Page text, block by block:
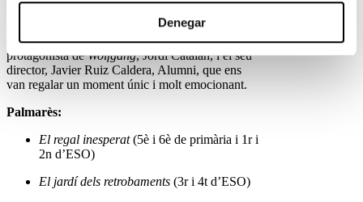
Denegar
l’entrega del Premi del Públic, que va comptar
amb dos convidats molt especials: el petit gran
protagonista deWolfgang, Jordi Catalán, i el seu
director, Javier Ruiz Caldera, Alumni, que ens
van regalar un moment únic i molt emocionant.
Palmarès:
El regal inesperat(5è i 6è de primària i 1r i
2n d’ESO)
El jardí dels retrobaments (3r i 4t d’ESO)